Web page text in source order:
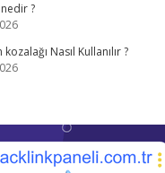
?
Nasıl Kullanılır ?